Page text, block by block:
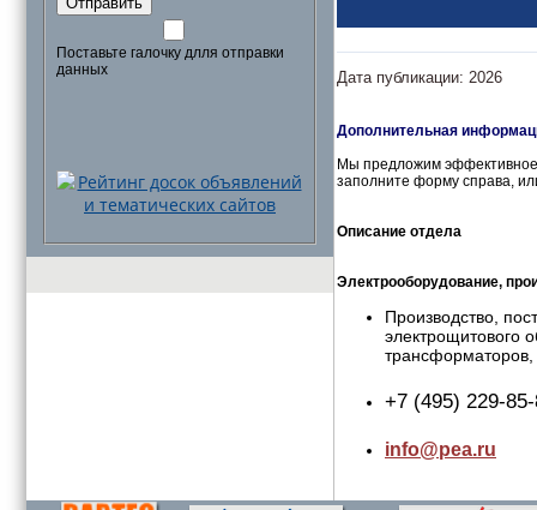
Поставьте галочку длля отправки
данных
Дата публикации: 2026
Дополнительная
Мы предложим эффективное
заполните форму справа,
Описание отдела
Электрооборудование,
Производство,
электрощитового
трансформаторов,
+7 (495) 229-
info@pea.ru